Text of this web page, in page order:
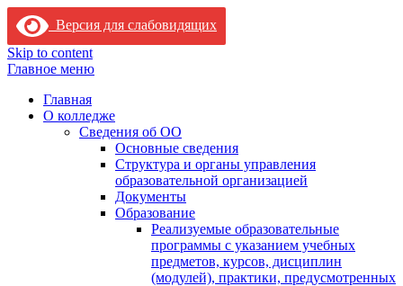
Версия для слабовидящих
Skip to content
Главное меню
Главная
О колледже
Сведения об ОО
Основные сведения
Структура и органы управления
образовательной организацией
Документы
Образование
Реализуемые образовательные
программы с указанием учебных
предметов, курсов, дисциплин
(модулей), практики, предусмотренных